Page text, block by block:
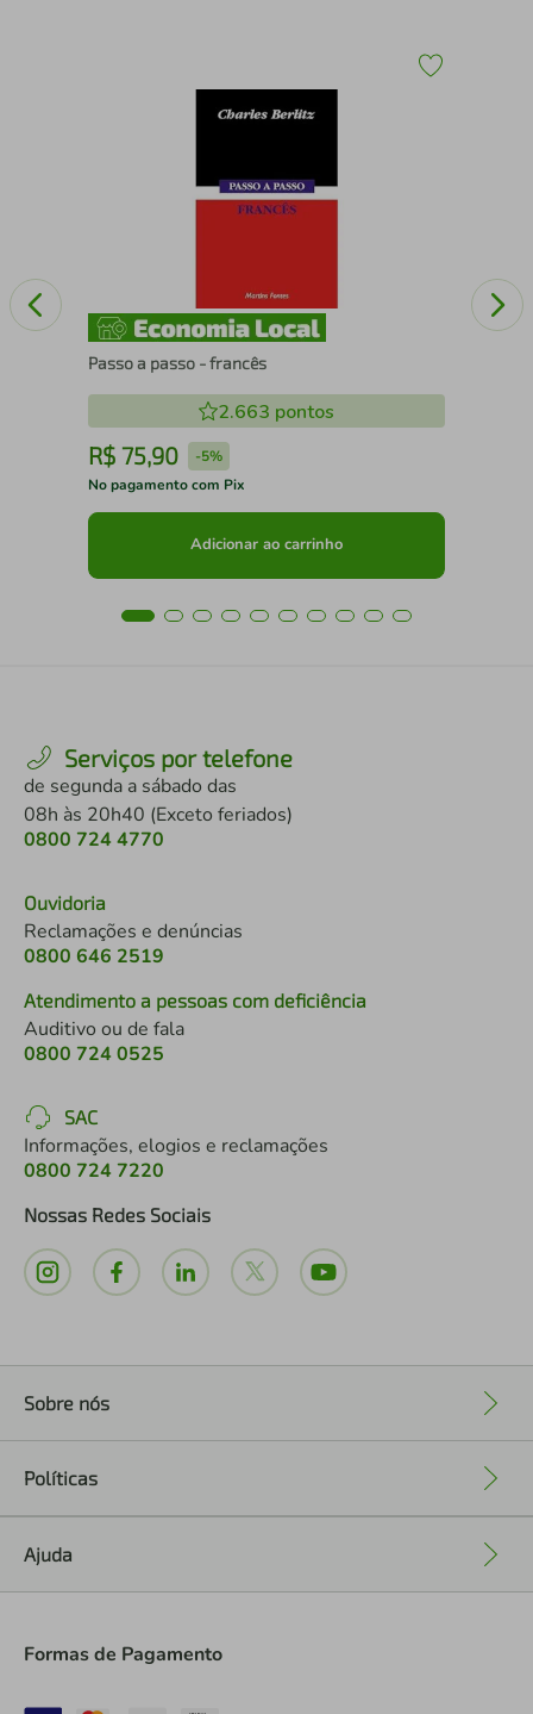
Passo a passo - francês
2.663 pontos
R$ 75,90 -5%
No pagamento com Pix
Adicionar ao carrinho
Serviços por telefone
de segunda a sábado das
08h às 20h40 (Exceto feriados)
0800 724 4770
Ouvidoria
Reclamações e denúncias
0800 646 2519
Atendimento a pessoas com deficiência
Auditivo ou de fala
0800 724 0525
SAC
Informações, elogios e reclamações
0800 724 7220
Nossas Redes Sociais
Sobre nós
Políticas
Ajuda
Formas de Pagamento